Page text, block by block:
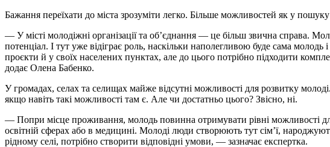
Бажання переїхати до міста зрозуміти легко. Більше можливостей як у пошуку
— У місті молодіжні організації та об’єднання — це більш звична справа.
потенціал. І тут уже відіграє роль, наскільки наполегливою буде сама
проєкти й у своїх населених пунктах, але до цього потрібно підходити
додає Олена Бабенко.
У громадах, селах та селищах майже відсутні можливості для розвитку
якщо навіть такі можливості там є. Але чи достатньо цього? Звісно, ні.
— Попри місце проживання, молодь повинна отримувати рівні можливості
освітній сферах або в медицині. Молоді люди створюють тут сім’ї,
рідному селі, потрібно створити відповідні умови, — зазначає експертка.